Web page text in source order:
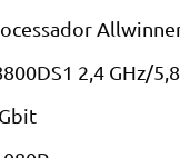
2,4 GHz/